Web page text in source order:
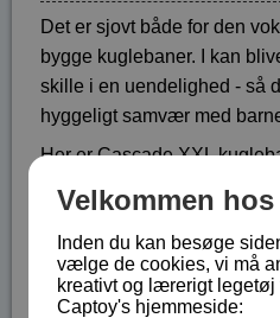
Det er sjovt både for den
bygge kuglebaner. I kan
skille i en uendelighed - så
hyggeligt samvær med
Her er Cascade XXL
Lagerstatus:På lager
Vare nr.:LE-65296
Velkommen
Inden du kan besøge
vælge de cookies, vi må
kreativt og lærerigt
Captoy's hjemmeside: